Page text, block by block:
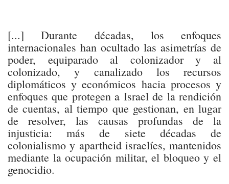
[...] Durante décadas, los enfoques
internacionales han ocultado las asimetrías de
poder, equiparado al colonizador y al
colonizado, y canalizado los recursos
diplomáticos y económicos hacia procesos y
enfoques que protegen a Israel de la rendición
de cuentas, al tiempo que gestionan, en lugar
de resolver, las causas profundas de la
injusticia: más de siete décadas de
colonialismo y apartheid israelíes, mantenidos
mediante la ocupación militar, el bloqueo y el
genocidio.